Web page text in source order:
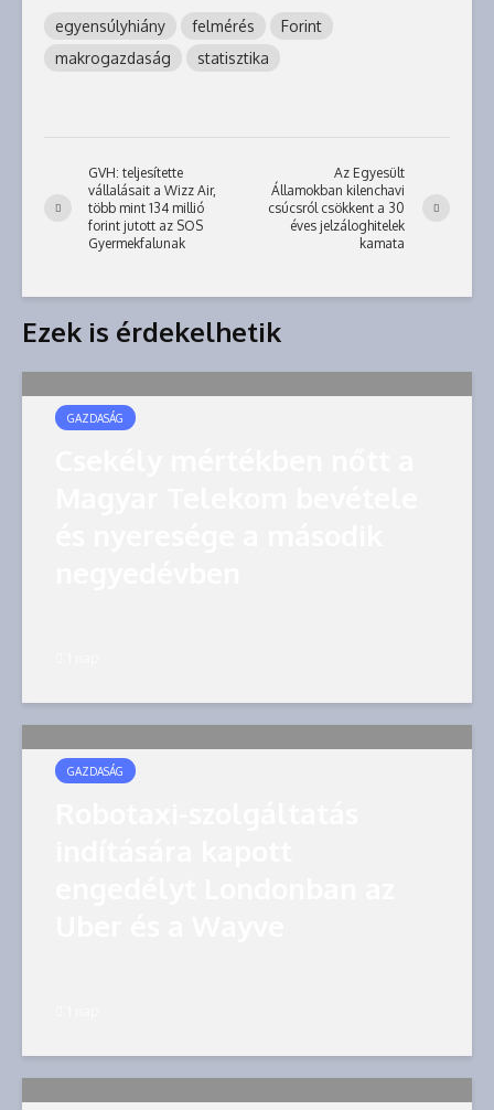
egyensúlyhiány felmérés
Forint
makrogazdaság
statisztika
GVH: teljesítette
vállalásait a Wizz Air,
több mint 134 millió
forint jutott az SOS
Gyermekfalunak
Az Egyesült
Államokban kilenchavi
csúcsról csökkent a 30
éves jelzáloghitelek
kamata
Ezek is érdekelhetik
GAZDASÁG
GAZDASÁG